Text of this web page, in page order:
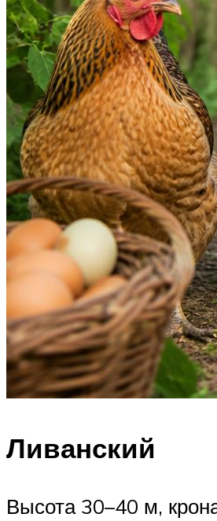
Ливанский
Высота 30–40 м,